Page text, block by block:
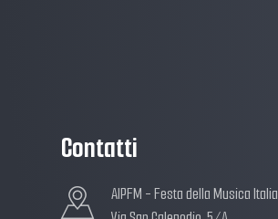
Contatti
AIPFM - Festa della Musica Italia